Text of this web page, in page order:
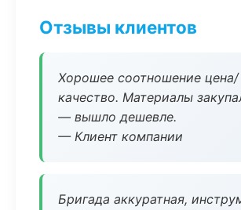
Отзывы клиентов
Хорошее соотношение цена/
качество. Материалы
— вышло дешевле.
— Клиент компании
Бригада аккуратная,